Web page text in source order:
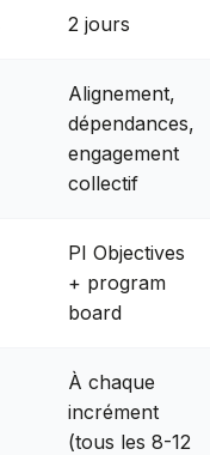
2 jours
Alignement,
dépendances,
engagement
collectif
PI Objectives
+ program
board
À chaque
incrément
(tous les 8-12